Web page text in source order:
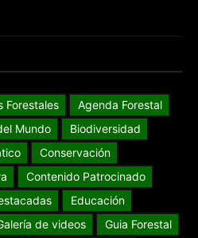
Forestales
Agenda Forestal
Mundo
Biodiversidad
Conservación
Contenido Patrocinado
Educación
de videos
Guia Forestal